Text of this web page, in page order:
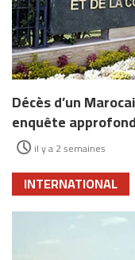
Décès d’un
enquête
il y a 2 semaines
INTERNATIONAL